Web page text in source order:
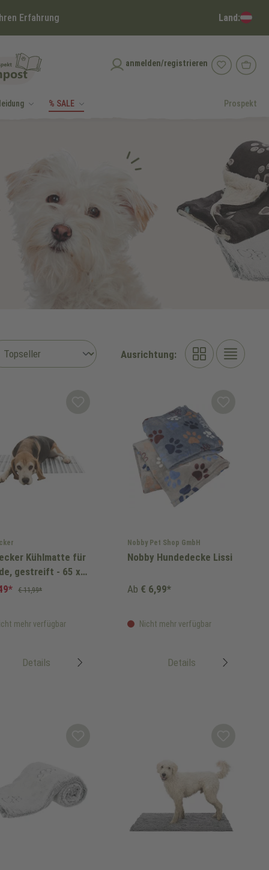
Erfahrung Land:
anmelden/registrieren
% SALE Prospekt
Kühlmatte für
gestreift - 65 x
mehr verfügbar
€ 11,99*
Details
Nobby Pet Shop GmbH
Nobby Hundedecke Lissi
Nicht mehr verfügbar
Ab € 6,99*
Details